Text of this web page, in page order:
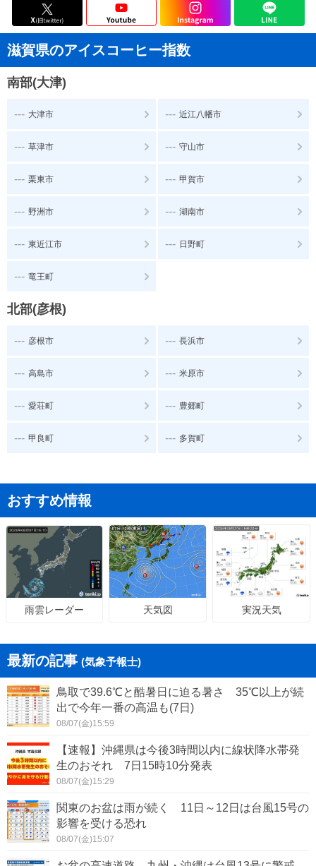
滋賀県のアイスコーヒー指数
南部(大津)
--- 大津市 --- 近江八幡市
--- 草津市 --- 守山市
--- 栗東市 --- 甲賀市
--- 野洲市 --- 湖南市
--- 東近江市 --- 日野町
--- 竜王町
北部(彦根)
--- 彦根市 --- 長浜市
--- 高島市 --- 米原市
--- 愛荘町 --- 豊郷町
--- 甲良町 --- 多賀町
おすすめ情報
雨雲レーダー 天気図 実況天気
最新の記事 (気象予報士)
鳥取で39.6℃と酷暑日に迫る暑さ 35℃以上が続
出で今年一番の高温も(7日)
08/07(金)15:59
【速報】沖縄県は今後3時間以内に線状降水帯発
生のおそれ 7日15時10分発表
08/07(金)15:29
関東のお盆は雨が続く 11日～12日は台風15号の
影響を受ける恐れ
08/07(金)15:07